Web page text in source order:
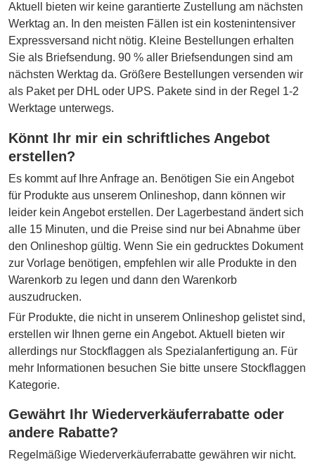
Aktuell bieten wir keine garantierte Zustellung am nächsten
Werktag an. In den meisten Fällen ist ein kostenintensiver
Expressversand nicht nötig. Kleine Bestellungen erhalten
Sie als Briefsendung. 90 % aller Briefsendungen sind am
nächsten Werktag da. Größere Bestellungen versenden wir
als Paket per DHL oder UPS. Pakete sind in der Regel 1-2
Werktage unterwegs.
Könnt Ihr mir ein schriftliches Angebot
erstellen?
Es kommt auf Ihre Anfrage an. Benötigen Sie ein Angebot
für Produkte aus unserem Onlineshop, dann können wir
leider kein Angebot erstellen. Der Lagerbestand ändert sich
alle 15 Minuten, und die Preise sind nur bei Abnahme über
den Onlineshop gültig. Wenn Sie ein gedrucktes Dokument
zur Vorlage benötigen, empfehlen wir alle Produkte in den
Warenkorb zu legen und dann den Warenkorb
auszudrucken.
Für Produkte, die nicht in unserem Onlineshop gelistet sind,
erstellen wir Ihnen gerne ein Angebot. Aktuell bieten wir
allerdings nur Stockflaggen als Spezialanfertigung an. Für
mehr Informationen besuchen Sie bitte unsere Stockflaggen
Kategorie.
Gewährt Ihr Wiederverkäuferrabatte oder
andere Rabatte?
Regelmäßige Wiederverkäuferrabatte gewähren wir nicht.